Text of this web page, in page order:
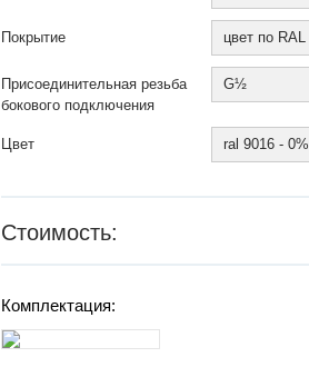
Покрытие цвет по RAL
Присоединительная резьба
бокового подключения
G½
Цвет ral 9016 - 0%
Стоимость:
Комплектация: